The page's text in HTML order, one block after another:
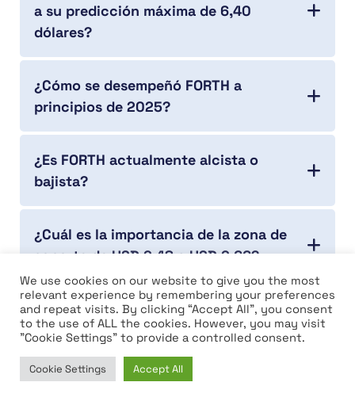
a su predicción máxima de 6,40
dólares?
¿Cómo se desempeñó FORTH a
principios de 2025?
¿Es FORTH actualmente alcista o
bajista?
¿Cuál es la importancia de la zona de
soporte de USD 2.48 a USD 2.66?
¿Cuál es el papel de las EMA en la
estructura de precios actual de FORTH?
¿Qué podría desencadenar una
Home News
We use cookies on our website to give you the most
relevant experience by remembering your preferences
and repeat visits. By clicking “Accept All”, you consent
to the use of ALL the cookies. However, you may visit
"Cookie Settings" to provide a controlled consent.
Cookie Settings Accept All